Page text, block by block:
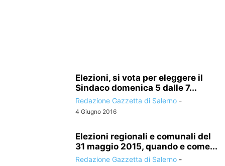
Elezioni, si vota per eleggere il
Sindaco domenica 5 dalle 7...
Redazione Gazzetta di Salerno -
4 Giugno 2016
Elezioni regionali e comunali del
31 maggio 2015, quando e come...
Redazione Gazzetta di Salerno -